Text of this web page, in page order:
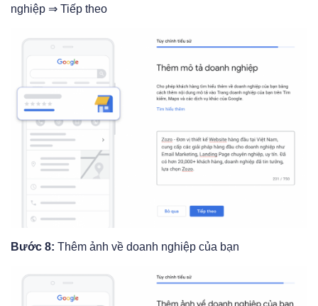
nghiệp ⇒ Tiếp theo
Bước 8: Thêm ảnh về doanh nghiệp của bạn